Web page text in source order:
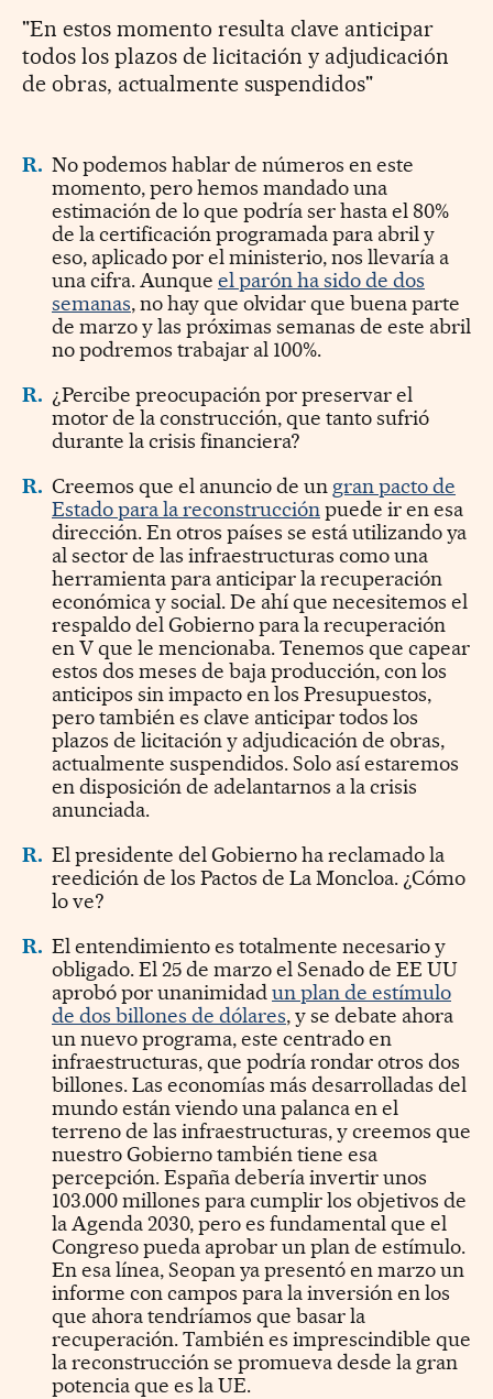
"En estos momento resulta clave anticipar
todos los plazos de licitación y adjudicación
de obras, actualmente suspendidos"
R. No podemos hablar de números en este
momento, pero hemos mandado una
estimación de lo que podría ser hasta el 80%
de la certificación programada para abril y
eso, aplicado por el ministerio, nos llevaría a
una cifra. Aunque el parón ha sido de dos
semanas, no hay que olvidar que buena parte
de marzo y las próximas semanas de este abril
no podremos trabajar al 100%.
R. ¿Percibe preocupación por preservar el
motor de la construcción, que tanto sufrió
durante la crisis financiera?
R. Creemos que el anuncio de un gran pacto de
Estado para la reconstrucciónpuede ir en esa
dirección. En otros países se está utilizando ya
al sector de las infraestructuras como una
herramienta para anticipar la recuperación
económica y social. De ahí que necesitemos el
respaldo del Gobierno para la recuperación
en V que le mencionaba. Tenemos que capear
estos dos meses de baja producción, con los
anticipos sin impacto en los Presupuestos,
pero también es clave anticipar todos los
plazos de licitación y adjudicación de obras,
actualmente suspendidos. Solo así estaremos
en disposición de adelantarnos a la crisis
anunciada.
R. El presidente del Gobierno ha reclamado la
reedición de los Pactos de La Moncloa. ¿Cómo
lo ve?
R. El entendimiento es totalmente necesario y
obligado. El 25 de marzo el Senado de EE UU
aprobó por unanimidadun plan de estímulo
de dos billones de dólares, y se debate ahora
un nuevo programa, este centrado en
infraestructuras, que podría rondar otros dos
billones. Las economías más desarrolladas del
mundo están viendo una palanca en el
terreno de las infraestructuras, y creemos que
nuestro Gobierno también tiene esa
percepción. España debería invertir unos
103.000 millones para cumplir los objetivos de
la Agenda 2030, pero es fundamental que el
Congreso pueda aprobar un plan de estímulo.
En esa línea, Seopan ya presentó en marzo un
informe con campos para la inversión en los
que ahora tendríamos que basar la
recuperación. También es imprescindible que
la reconstrucción se promueva desde la gran
potencia que es la UE.